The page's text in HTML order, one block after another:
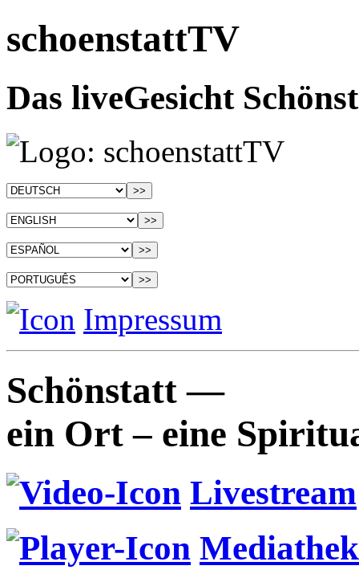
schoenstattTV
Das liveGesicht
Impressum
Schönstatt —
ein Ort – eine
Livestream
Mediathek